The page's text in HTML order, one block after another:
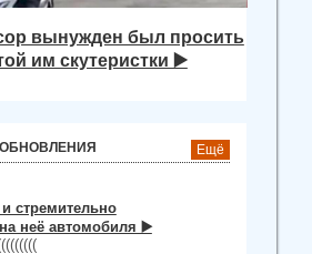
вынужден был просить
им скутеристки ▶️
Ещё
стремительно
неё автомобиля ▶️